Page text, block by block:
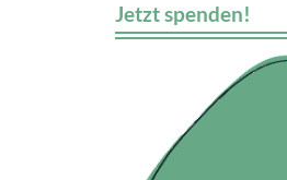
Jetzt spenden!